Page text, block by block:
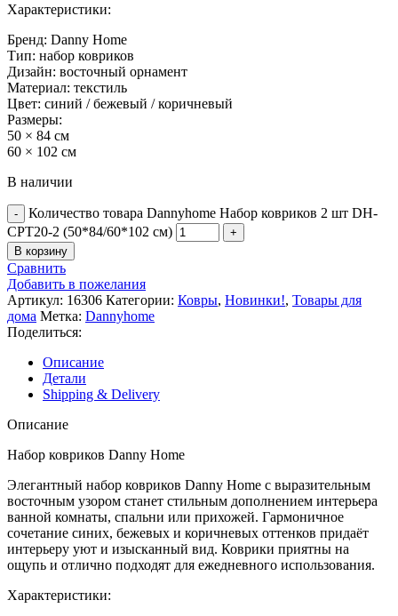
Характеристики:
Бренд: Danny Home
Тип: набор ковриков
Дизайн: восточный орнамент
Материал: текстиль
Цвет: синий / бежевый / коричневый
Размеры:
50 × 84 см
60 × 102 см
В наличии
Количество товара Dannyhome Набор ковриков 2 шт DH-
CPT20-2 (50*84/60*102 см)
В корзину
Сравнить
Добавить в пожелания
Артикул: 16306 Категории: Ковры, Новинки!, Товары для
дома Метка: Dannyhome
Поделиться:
Описание
Детали
Shipping & Delivery
Описание
Набор ковриков Danny Home
Элегантный набор ковриков Danny Home с выразительным
восточным узором станет стильным дополнением интерьера
ванной комнаты, спальни или прихожей. Гармоничное
сочетание синих, бежевых и коричневых оттенков придаёт
интерьеру уют и изысканный вид. Коврики приятны на
ощупь и отлично подходят для ежедневного использования.
Характеристики: